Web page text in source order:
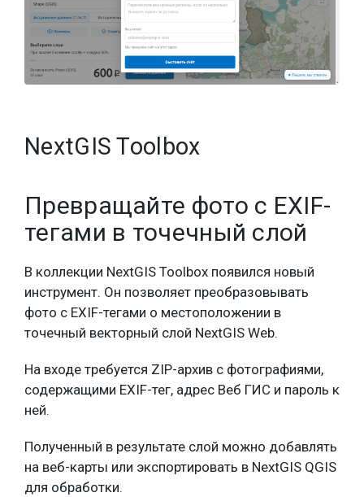
NextGIS Toolbox
Превращайте фото с EXIF-
тегами в точечный слой
В коллекции NextGIS Toolbox появился новый
инструмент. Он позволяет преобразовывать
фото с EXIF-тегами о местоположении в
точечный векторный слой NextGIS Web.
На входе требуется ZIP-архив с фотографиями,
содержащими EXIF-тег, адрес Веб ГИС и пароль к
ней.
Полученный в результате слой можно добавлять
на веб-карты или экспортировать в NextGIS QGIS
для обработки.